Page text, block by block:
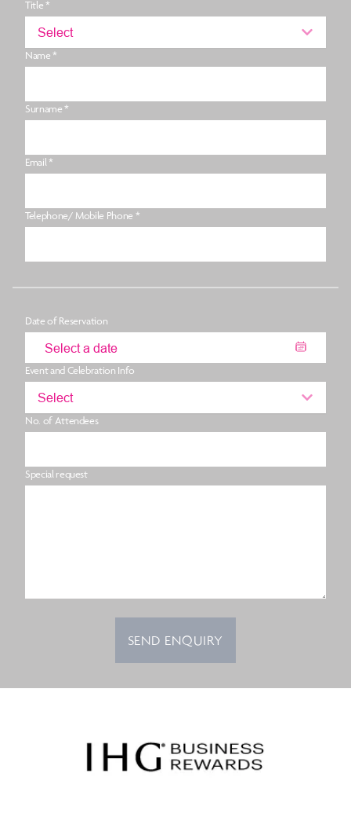
Title *
Select
Name *
Surname *
Email *
Telephone/ Mobile Phone *
Date of Reservation
Event and Celebration Info
Select
No. of Attendees
Special request
SEND ENQUIRY